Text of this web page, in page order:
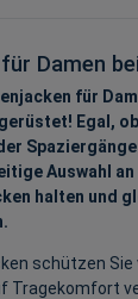
Damen
für
Egal,
Auswahl
halten und
schützen Sie
Tragekomfort